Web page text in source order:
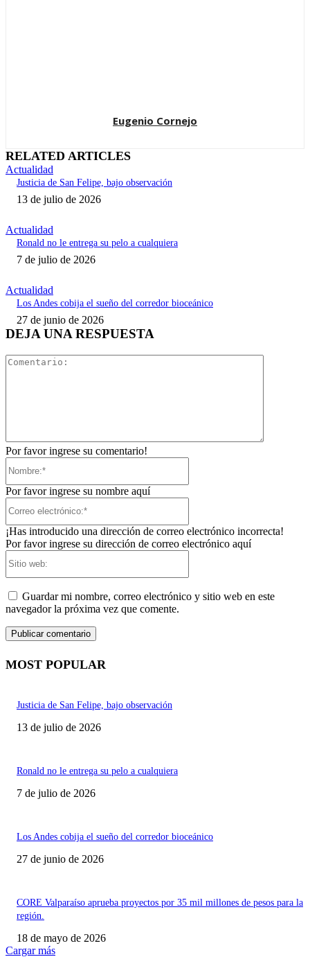
Eugenio Cornejo
RELATED ARTICLES
Actualidad
Justicia de San Felipe, bajo observación
13 de julio de 2026
Actualidad
Ronald no le entrega su pelo a cualquiera
7 de julio de 2026
Actualidad
Los Andes cobija el sueño del corredor bioceánico
27 de junio de 2026
DEJA UNA RESPUESTA
Por favor ingrese su comentario!
Por favor ingrese su nombre aquí
¡Has introducido una dirección de correo electrónico incorrecta!
Por favor ingrese su dirección de correo electrónico aquí
Guardar mi nombre, correo electrónico y sitio web en este
navegador la próxima vez que comente.
MOST POPULAR
Justicia de San Felipe, bajo observación
13 de julio de 2026
Ronald no le entrega su pelo a cualquiera
7 de julio de 2026
Los Andes cobija el sueño del corredor bioceánico
27 de junio de 2026
CORE Valparaíso aprueba proyectos por 35 mil millones de pesos para la
región.
18 de mayo de 2026
Cargar más